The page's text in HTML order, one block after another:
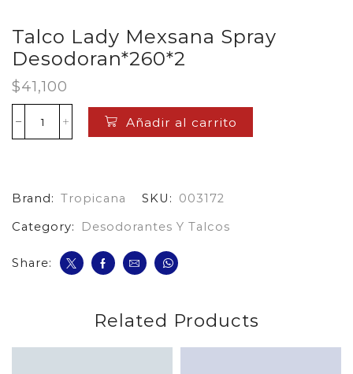
Talco Lady Mexsana Spray
Desodoran*260*2
$41,100
Talco
Lady
cantidad
Añadir al carrito
Brand: Tropicana SKU:
003172
Category:
Desodorantes Y Talcos
Share:
Related Products